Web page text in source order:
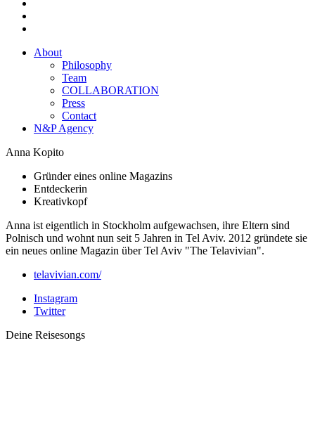
About
Philosophy
Team
COLLABORATION
Press
Contact
N&P Agency
Anna Kopito
Gründer eines online Magazins
Entdeckerin
Kreativkopf
Anna ist eigentlich in Stockholm aufgewachsen, ihre Eltern sind
Polnisch und wohnt nun seit 5 Jahren in Tel Aviv. 2012 gründete sie
ein neues online Magazin über Tel Aviv "The Telavivian".
telavivian.com/
Instagram
Twitter
Deine Reisesongs